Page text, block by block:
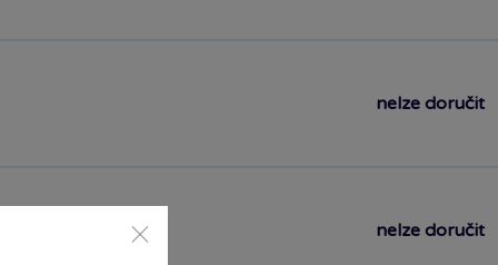
nelze doručit
nelze doručit